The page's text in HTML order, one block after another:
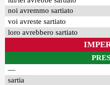
noi avremmo sartiato
voi avreste sartiato
loro avrebbero sartiato
—
sartia